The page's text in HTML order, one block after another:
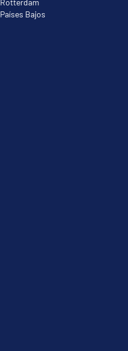
Rotterdam
Países Bajos